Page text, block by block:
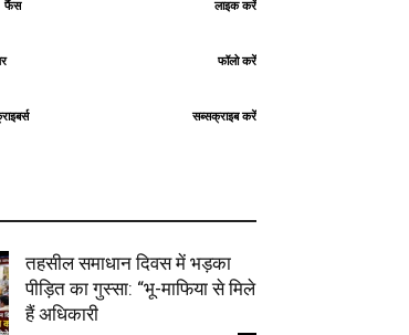
फैंस लाइक करें
फॉलो करें
सब्सक्राइब करें
तहसील समाधान दिवस में भड़का
पीड़ित का गुस्सा: “भू-माफिया से मिले
हैं अधिकारी